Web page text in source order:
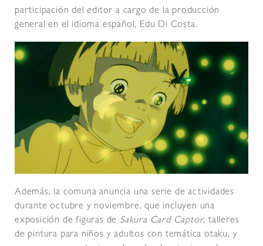
participación del editor a cargo de la producción
general en el idioma español, Edu Di Costa.
Además, la comuna anuncia una serie de actividades
durante octubre y noviembre, que incluyen una
exposición de figuras de Sakura Card Captor, talleres
de pintura para niños y adultos con temática otaku, y